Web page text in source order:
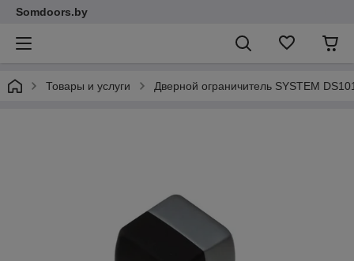
Somdoors.by
Товары и услуги Дверной ограничитель SYSTEM